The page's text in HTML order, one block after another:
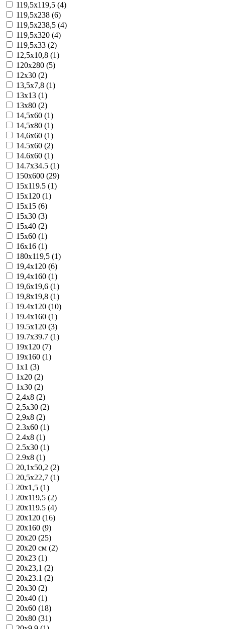
119,5x119,5 (4)
119,5x238 (6)
119,5x238,5 (4)
119,5x320 (4)
119,5x33 (2)
12,5x10,8 (1)
120x280 (5)
12x30 (2)
13,5x7,8 (1)
13x13 (1)
13x80 (2)
14,5x60 (1)
14,5x80 (1)
14,6x60 (1)
14.5x60 (2)
14.6x60 (1)
14.7x34.5 (1)
150x600 (29)
15x119.5 (1)
15x120 (1)
15x15 (6)
15x30 (3)
15x40 (2)
15x60 (1)
16x16 (1)
180x119,5 (1)
19,4x120 (6)
19,4x160 (1)
19,6x19,6 (1)
19,8x19,8 (1)
19.4x120 (10)
19.4x160 (1)
19.5x120 (3)
19.7x39.7 (1)
19x120 (7)
19x160 (1)
1x1 (3)
1x20 (2)
1x30 (2)
2,4x8 (2)
2,5x30 (2)
2,9x8 (2)
2.3x60 (1)
2.4x8 (1)
2.5x30 (1)
2.9x8 (1)
20,1x50,2 (2)
20,5x22,7 (1)
20x1,5 (1)
20x119,5 (2)
20x119.5 (4)
20x120 (16)
20x160 (9)
20x20 (25)
20x20 см (2)
20x23 (1)
20x23,1 (2)
20x23.1 (2)
20x30 (2)
20x40 (1)
20x60 (18)
20x80 (31)